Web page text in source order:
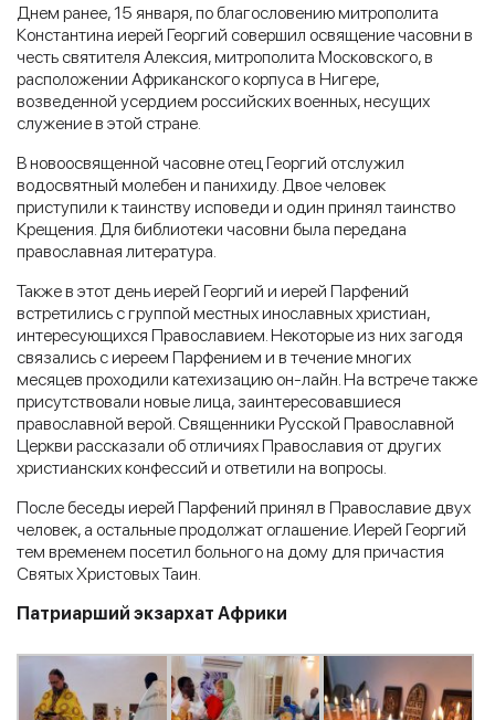
Днем ранее, 15 января, по благословению митрополита
Константина иерей Георгий совершил освящение часовни в
честь святителя Алексия, митрополита Московского, в
расположении Африканского корпуса в Нигере,
возведенной усердием российских военных, несущих
служение в этой стране.
В новоосвященной часовне отец Георгий отслужил
водосвятный молебен и панихиду. Двое человек
приступили к таинству исповеди и один принял таинство
Крещения. Для библиотеки часовни была передана
православная литература.
Также в этот день иерей Георгий и иерей Парфений
встретились с группой местных инославных христиан,
интересующихся Православием. Некоторые из них загодя
связались с иереем Парфением и в течение многих
месяцев проходили катехизацию он-лайн. На встрече также
присутствовали новые лица, заинтересовавшиеся
православной верой. Священники Русской Православной
Церкви рассказали об отличиях Православия от других
христианских конфессий и ответили на вопросы.
После беседы иерей Парфений принял в Православие двух
человек, а остальные продолжат оглашение. Иерей Георгий
тем временем посетил больного на дому для причастия
Святых Христовых Таин.
Патриарший экзархат Африки